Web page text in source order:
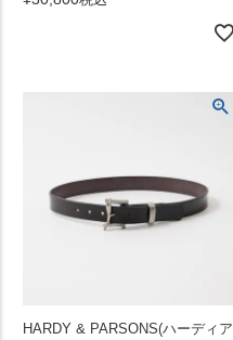
HARDY & PARSONS(ハーディア